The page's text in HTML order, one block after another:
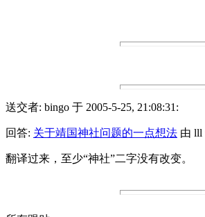
送交者: bingo 于 2005-5-25, 21:08:31:
回答: 关于靖国神社问题的一点想法 由 lll
翻译过来，至少“神社”二字没有改变。